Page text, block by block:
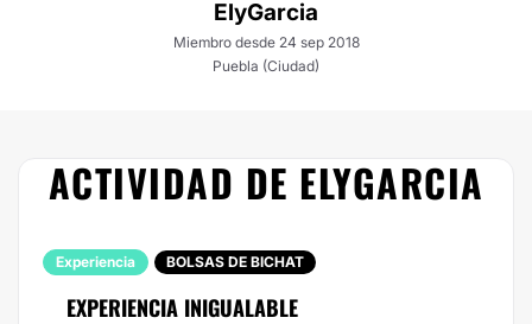
ElyGarcia
Miembro desde 24 sep 2018
Puebla (Ciudad)
ACTIVIDAD DE ELYGARCIA
Experiencia BOLSAS DE BICHAT
EXPERIENCIA INIGUALABLE